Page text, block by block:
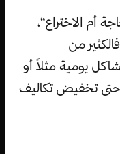
أم الاختراع“،
من
يومية مثلاً أو
حتى تخفيض تكاليف